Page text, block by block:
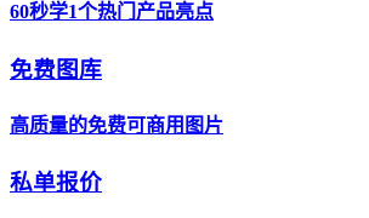
60秒学1个热门产品亮点
免费图库
高质量的免费可商用图片
私单报价